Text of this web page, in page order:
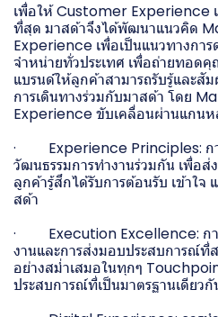
เพื่อให้ Customer Experience
ที่สุด มาสด้าจึงได้พัฒนาแนวคิด
Experience เพื่อเป็นแนวทางกา
จำหน่ายทั่วประเทศ เพื่อถ่ายทอด
แบรนด์ให้ลูกค้าสามารถรับรู้และสั
การเดินทางร่วมกับมาสด้า โดย
Experience ขับเคลื่อนผ่านแกนห
· Experience Principles: กา
วัฒนธรรมการทำงานร่วมกัน เพื่อ
ลูกค้ารู้สึกได้รับการต้อนรับ เข้าใจ
สด้า
· Execution Excellence: กา
งานและการส่งมอบประสบการณ์
อย่างสม่ำเสมอในทุกๆ
ประสบการณ์ที่เป็นมาตรฐานเดียวกั